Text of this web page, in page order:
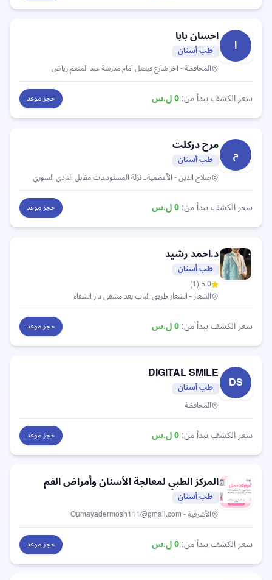
ا احسانبابا
طب أسنان
المحافظة- اخر شارع فيصل امام مدرسة عبد المنعم رياض
سعر الكشف يبدأ من:0ل.س حجز موعد
م مرحدركلت
طب أسنان
صلاح الدين- الأعظمية ـ نزلة المستودعات مقابل النادي السوري
سعر الكشف يبدأ من:0ل.س حجز موعد
د.احمدرشيد
طب أسنان
5.0
(
1
)
الشعار- الشعار طريق الباب بعد مشفى دار الشفاء
سعر الكشف يبدأ من:0ل.س حجز موعد
DS
DIGITAL SMILE
طب أسنان
المحافظة
سعر الكشف يبدأ من:0ل.س حجز موعد
المركز الطبيلمعالجة الأسنان وأمراض الفم
طب أسنان
الأشرفية- Oumayadermosh111@gmail.com
سعر الكشف يبدأ من:0ل.س حجز موعد